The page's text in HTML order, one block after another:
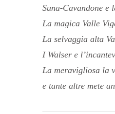
Suna-Cavandone e
La magica Valle
La selvaggia alta
I Walser e
La meravigliosa la
e tante altre mete